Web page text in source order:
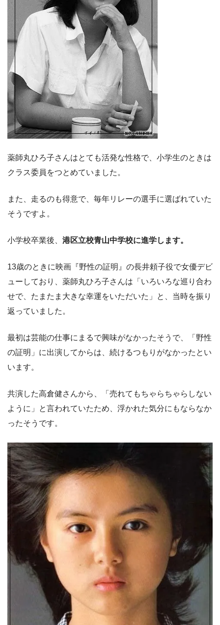
薬師丸ひろ子さんはとても活発な性格で、小学生のときは
クラス委員をつとめていました。
また、走るのも得意で、毎年リレーの選手に選ばれていた
そうですよ。
小学校卒業後、 港区立校青山中学校に進学します。
13歳のときに映画『野性の証明』の長井頼子役で女優デビ
ューしており、薬師丸ひろ子さんは「いろいろな巡り合わ
せで、たまたま大きな幸運をいただいた」と、当時を振り
返っていました。
最初は芸能の仕事にまるで興味がなかったそうで、「野性
の証明」に出演してからは、続けるつもりがなかったとい
います。
共演した高倉健さんから、「売れてもちゃらちゃらしない
ように」と言われていたため、浮かれた気分にもならなか
ったそうです。